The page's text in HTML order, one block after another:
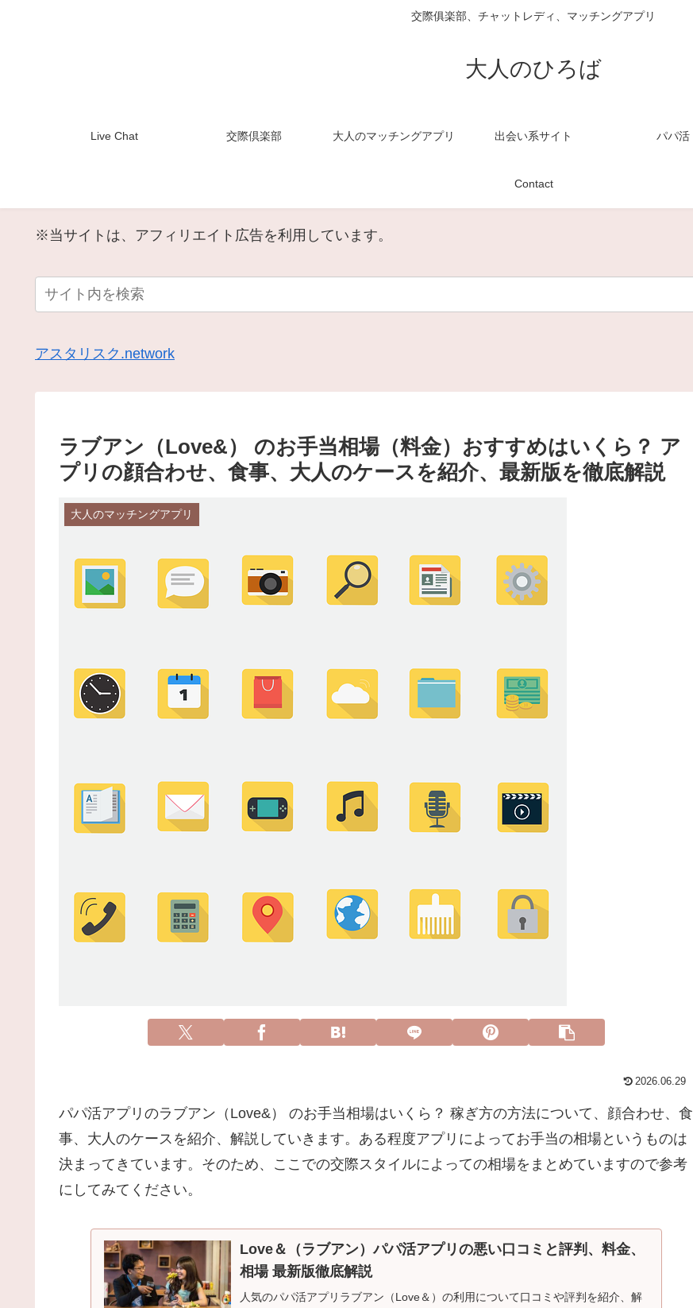
交際俱楽部、チャットレディ、マッチングアプリ
大人のひろば
Live Chat 交際倶楽部 大人のマッチングアプリ 出会い系サイト パパ活
Contact
※当サイトは、アフィリエイト広告を利用しています。
アスタリスク.network
ラブアン（Love&） のお手当相場（料金）おすすめはいくら？ ア
プリの顔合わせ、食事、大人のケースを紹介、最新版を徹底解説
大人のマッチングアプリ
2026.06.29
パパ活アプリのラブアン（Love&） のお手当相場はいくら？ 稼ぎ方の方法について、顔合わせ、食
事、大人のケースを紹介、解説していきます。ある程度アプリによってお手当の相場というものは
決まってきています。そのため、ここでの交際スタイルによっての相場をまとめていますので参考
にしてみてください。
Love＆（ラブアン）パパ活アプリの悪い口コミと評判、料金、
相場 最新版徹底解説
人気のパパ活アプリラブアン（Love＆）の利用について口コミや評判を紹介、解